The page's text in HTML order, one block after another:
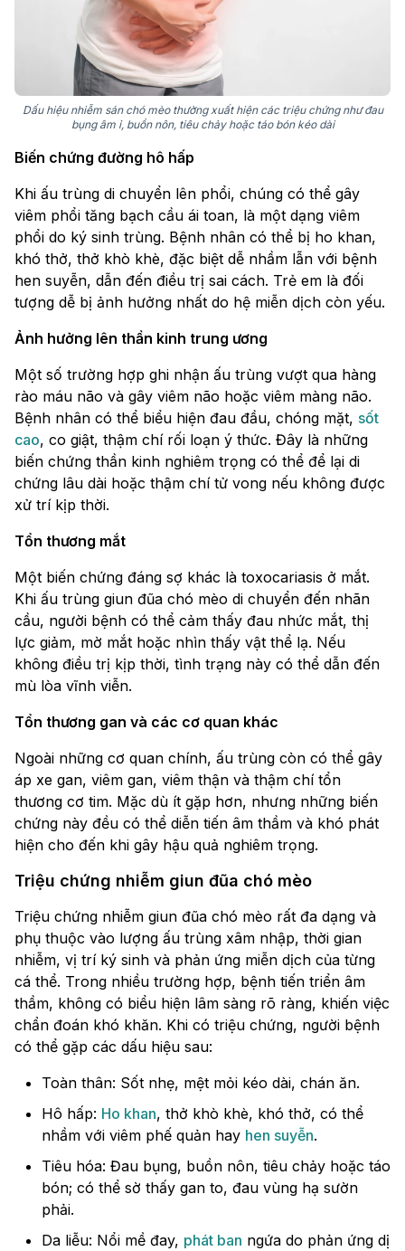
Dấu hiệu nhiễm sán chó mèo thường xuất hiện các triệu chứng như đau
bụng âm ỉ, buồn nôn, tiêu chảy hoặc táo bón kéo dài
Biến chứng đường hô hấp
Khi ấu trùng di chuyển lên phổi, chúng có thể gây
viêm phổi tăng bạch cầu ái toan, là một dạng viêm
phổi do ký sinh trùng. Bệnh nhân có thể bị ho khan,
khó thở, thở khò khè, đặc biệt dễ nhầm lẫn với bệnh
hen suyễn, dẫn đến điều trị sai cách. Trẻ em là đối
tượng dễ bị ảnh hưởng nhất do hệ miễn dịch còn yếu.
Ảnh hưởng lên thần kinh trung ương
Một số trường hợp ghi nhận ấu trùng vượt qua hàng
rào máu não và gây viêm não hoặc viêm màng não.
Bệnh nhân có thể biểu hiện đau đầu, chóng mặt, sốt
cao, co giật, thậm chí rối loạn ý thức. Đây là những
biến chứng thần kinh nghiêm trọng có thể để lại di
chứng lâu dài hoặc thậm chí tử vong nếu không được
xử trí kịp thời.
Tổn thương mắt
Một biến chứng đáng sợ khác là toxocariasis ở mắt.
Khi ấu trùng giun đũa chó mèo di chuyển đến nhãn
cầu, người bệnh có thể cảm thấy đau nhức mắt, thị
lực giảm, mờ mắt hoặc nhìn thấy vật thể lạ. Nếu
không điều trị kịp thời, tình trạng này có thể dẫn đến
mù lòa vĩnh viễn.
Tổn thương gan và các cơ quan khác
Ngoài những cơ quan chính, ấu trùng còn có thể gây
áp xe gan, viêm gan, viêm thận và thậm chí tổn
thương cơ tim. Mặc dù ít gặp hơn, nhưng những biến
chứng này đều có thể diễn tiến âm thầm và khó phát
hiện cho đến khi gây hậu quả nghiêm trọng.
Triệu chứng nhiễm giun đũa chó mèo
Triệu chứng nhiễm giun đũa chó mèo rất đa dạng và
phụ thuộc vào lượng ấu trùng xâm nhập, thời gian
nhiễm, vị trí ký sinh và phản ứng miễn dịch của từng
cá thể. Trong nhiều trường hợp, bệnh tiến triển âm
thầm, không có biểu hiện lâm sàng rõ ràng, khiến việc
chẩn đoán khó khăn. Khi có triệu chứng, người bệnh
có thể gặp các dấu hiệu sau:
Toàn thân: Sốt nhẹ, mệt mỏi kéo dài, chán ăn.
Hô hấp: Ho khan, thở khò khè, khó thở, có thể
nhầm với viêm phế quản hay hen suyễn.
Tiêu hóa: Đau bụng, buồn nôn, tiêu chảy hoặc táo
bón; có thể sờ thấy gan to, đau vùng hạ sườn
phải.
Da liễu: Nổi mề đay, phát ban ngứa do phản ứng dị